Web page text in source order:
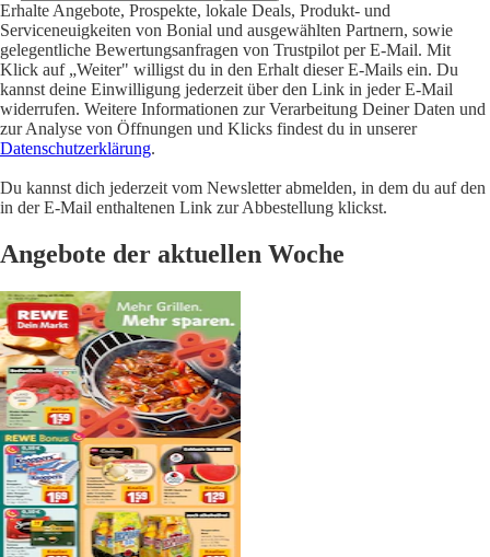
Erhalte Angebote, Prospekte, lokale Deals, Produkt- und
Serviceneuigkeiten von Bonial und ausgewählten Partnern, sowie
gelegentliche Bewertungsanfragen von Trustpilot per E-Mail. Mit
Klick auf „Weiter" willigst du in den Erhalt dieser E-Mails ein. Du
kannst deine Einwilligung jederzeit über den Link in jeder E-Mail
widerrufen. Weitere Informationen zur Verarbeitung Deiner Daten und
zur Analyse von Öffnungen und Klicks findest du in unserer
Datenschutzerklärung.
Du kannst dich jederzeit vom Newsletter abmelden, in dem du auf den
in der E-Mail enthaltenen Link zur Abbestellung klickst.
Angebote der aktuellen Woche